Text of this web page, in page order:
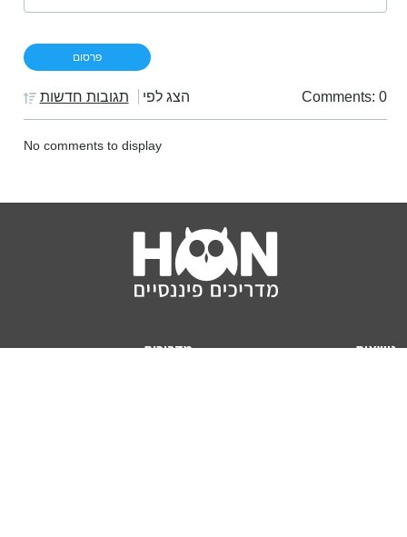
Comments: 0 הצג לפי תגובות חדשות
No comments to display
נושאים
מדריכים